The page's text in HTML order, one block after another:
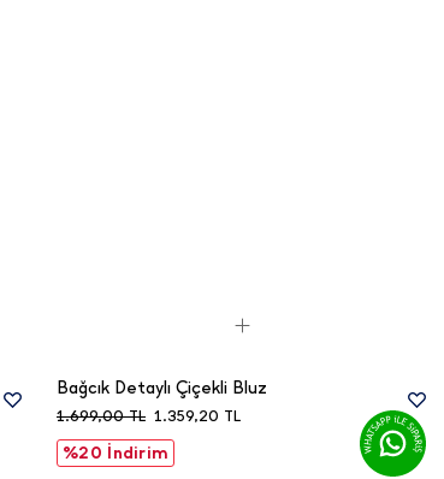
%20 İndirim
1.359,20 TL
1.699,00 TL
Bağcık Detaylı Çiçekli Bluz